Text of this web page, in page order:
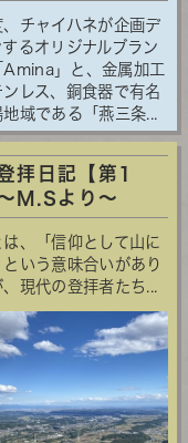
、チャイハネが企画デ
るオリジナルブラン
Amina」と、金属加工
ンレス、銅食器で有名
域である「燕三条...
拝日記【第1
M.Sより～
、「信仰として山に
いう意味合いがあり
、現代の登拝者たち...